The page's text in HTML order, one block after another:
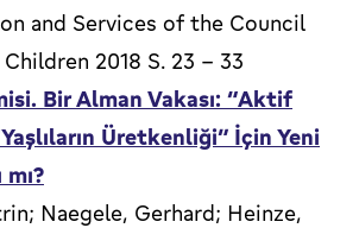
and Services of the Council
2018 S. 23 - 33
Bir Alman Vakası: “Aktif
Üretkenliği” İçin Yeni
Naegele, Gerhard; Heinze,